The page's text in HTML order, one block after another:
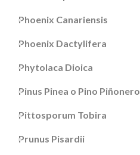
Phoenix Canariensis
Phoenix Dactylifera
Phytolaca Dioica
Pinus Pinea o Pino Piñonero
Pittosporum Tobira
Prunus Pisardii